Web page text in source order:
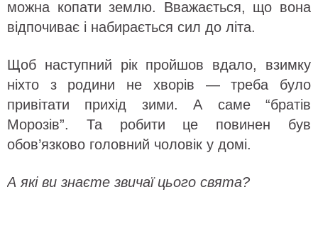
можна копати землю. Вважається, що вона
відпочиває і набирається сил до літа.
Щоб наступний рік пройшов вдало, взимку
ніхто з родини не хворів — треба було
привітати прихід зими. А саме “братів
Морозів”. Та робити це повинен був
обов’язково головний чоловік у домі.
А які ви знаєте звичаї цього свята?